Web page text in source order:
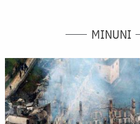
MINUNI